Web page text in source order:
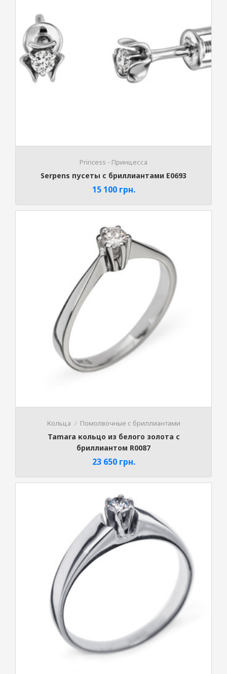
Princess - Принцесса
Serpens пусеты с бриллиантами E0693
15 100 грн.
Кольца Помолвочные с бриллиантами
Tamara кольцо из белого золота с
бриллиантом R0087
23 650 грн.